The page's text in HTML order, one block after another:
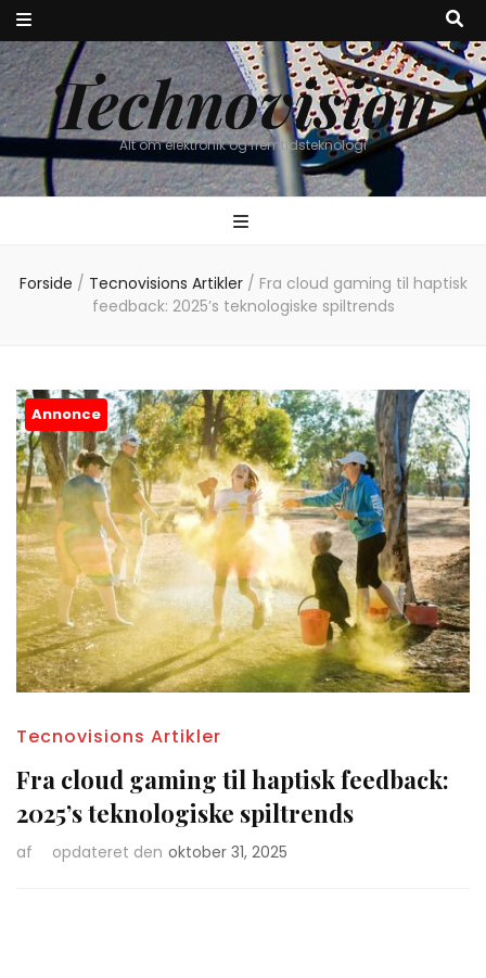
Technovision
Alt om elektronik og fremtidsteknologi
Forside / Tecnovisions Artikler / Fra cloud gaming til haptisk
feedback: 2025’s teknologiske spiltrends
Annonce
Tecnovisions Artikler
Fra cloud gaming til haptisk feedback:
2025’s teknologiske spiltrends
af opdateret den oktober 31, 2025